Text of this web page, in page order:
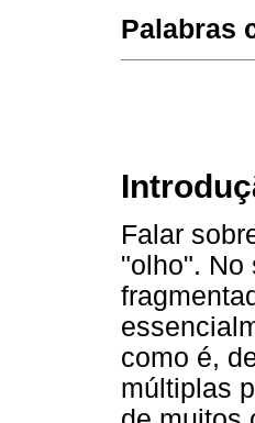
Palabras
Falar
"olho". No
como é,
múltiplas